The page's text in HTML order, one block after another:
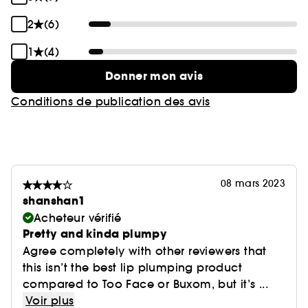
2
(6)
1
(4)
Donner mon avis
Conditions de publication des avis
08 mars 2023
shanshan1
Acheteur vérifié
Pretty and kinda plumpy
Agree completely with other reviewers that
this isn’t the best lip plumping product
compared to Too Face or Buxom, but it’s ...
Voir plus